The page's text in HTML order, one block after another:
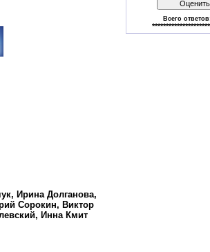
Ирина Долганова,
Сорокин, Виктор
Инна Кмит
Всего